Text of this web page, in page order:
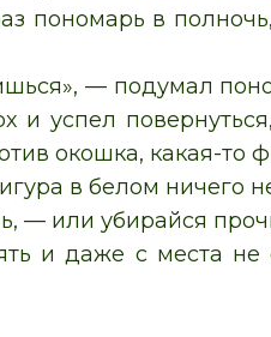
пономарь в
— подумал
и успел
окошка, какая-то
в белом ничего
— или убирайся
и даже с места не